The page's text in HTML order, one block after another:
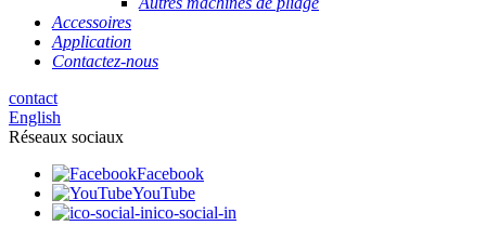
Accessoires
Application
Contactez-nous
contact
English
Réseaux sociaux
Facebook
YouTube
ico-social-in